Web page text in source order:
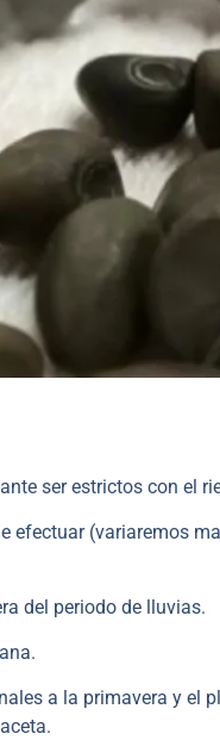
ser estrictos con el
efectuar (variaremos
del periodo de lluvias.
a la primavera y el